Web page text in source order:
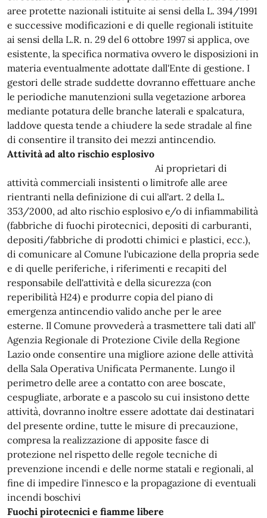
aree protette nazionali istituite ai sensi della L. 394/1991
e successive modificazioni e di quelle regionali istituite
ai sensi della L.R. n. 29 del 6 ottobre 1997 si applica, ove
esistente, la specifica normativa ovvero le disposizioni in
materia eventualmente adottate dall'Ente di gestione. I
gestori delle strade suddette dovranno effettuare anche
le periodiche manutenzioni sulla vegetazione arborea
mediante potatura delle branche laterali e spalcatura,
laddove questa tende a chiudere la sede stradale al fine
di consentire il transito dei mezzi antincendio.
Attività ad alto rischio esplosivo
Ai proprietari di
attività commerciali insistenti o limitrofe alle aree
rientranti nella definizione di cui all'art. 2 della L.
353/2000, ad alto rischio esplosivo e/o di infiammabilità
(fabbriche di fuochi pirotecnici, depositi di carburanti,
depositi/fabbriche di prodotti chimici e plastici, ecc.),
di comunicare al Comune l'ubicazione della propria sede
e di quelle periferiche, i riferimenti e recapiti del
responsabile dell'attività e della sicurezza (con
reperibilità H24) e produrre copia del piano di
emergenza antincendio valido anche per le aree
esterne. Il Comune provvederà a trasmettere tali dati all’
Agenzia Regionale di Protezione Civile della Regione
Lazio onde consentire una migliore azione delle attività
della Sala Operativa Unificata Permanente. Lungo il
perimetro delle aree a contatto con aree boscate,
cespugliate, arborate e a pascolo su cui insistono dette
attività, dovranno inoltre essere adottate dai destinatari
del presente ordine, tutte le misure di precauzione,
compresa la realizzazione di apposite fasce di
protezione nel rispetto delle regole tecniche di
prevenzione incendi e delle norme statali e regionali, al
fine di impedire l'innesco e la propagazione di eventuali
incendi boschivi
Fuochi pirotecnici e fiamme libere